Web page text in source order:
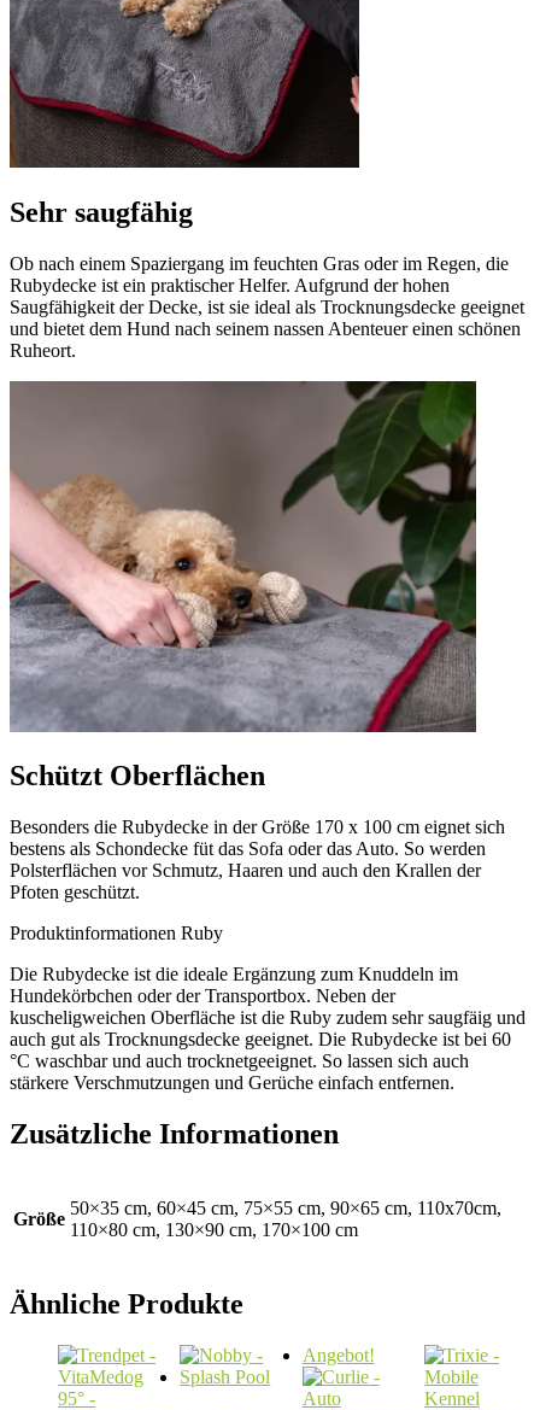
Sehr saugfähig
Ob nach einem Spaziergang im feuchten Gras oder im Regen, die
Rubydecke ist ein praktischer Helfer. Aufgrund der hohen
Saugfähigkeit der Decke, ist sie ideal als Trocknungsdecke geeignet
und bietet dem Hund nach seinem nassen Abenteuer einen schönen
Ruheort.
Schützt Oberflächen
Besonders die Rubydecke in der Größe 170 x 100 cm eignet sich
bestens als Schondecke füt das Sofa oder das Auto. So werden
Polsterflächen vor Schmutz, Haaren und auch den Krallen der
Pfoten geschützt.
Produktinformationen Ruby
Die Rubydecke ist die ideale Ergänzung zum Knuddeln im
Hundekörbchen oder der Transportbox. Neben der
kuscheligweichen Oberfläche ist die Ruby zudem sehr saugfäig und
auch gut als Trocknungsdecke geeignet. Die Rubydecke ist bei 60
°C waschbar und auch trocknetgeeignet. So lassen sich auch
stärkere Verschmutzungen und Gerüche einfach entfernen.
Zusätzliche Informationen
Größe
50×35 cm, 60×45 cm, 75×55 cm, 90×65 cm, 110x70cm,
110×80 cm, 130×90 cm, 170×100 cm
Ähnliche Produkte
Angebot!